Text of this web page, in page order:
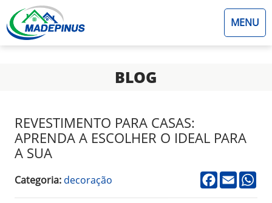
MENU
BLOG
REVESTIMENTO PARA CASAS:
APRENDA A ESCOLHER O IDEAL PARA
A SUA
Categoria: decoração facebook
email